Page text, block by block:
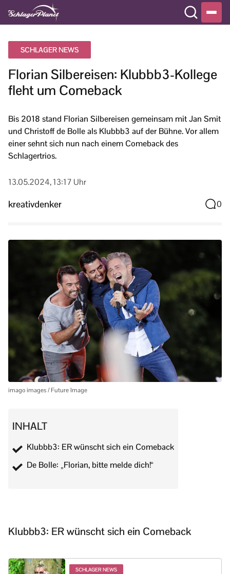
SCHLAGER NEWS
Florian Silbereisen: Klubbb3-Kollege
fleht um Comeback
Bis 2018 stand Florian Silbereisen gemeinsam mit Jan Smit
und Christoff de Bolle als Klubbb3 auf der Bühne. Vor allem
einer sehnt sich nun nach einem Comeback des
Schlagertrios.
13.05.2024, 13:17 Uhr
kreativdenker 0
imago images / Future Image
INHALT
Klubbb3: ER wünscht sich ein Comeback
De Bolle: „Florian, bitte melde dich!“
Klubbb3: ER wünscht sich ein Comeback
SCHLAGER NEWS